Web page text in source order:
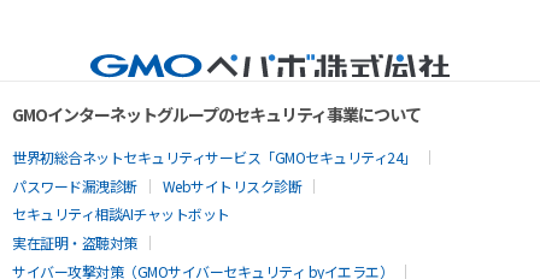
GMOインターネットグループのセキュリティ事業について
世界初総合ネットセキュリティサービス「GMOセキュリティ24」
パスワード漏洩診断
Webサイトリスク診断
セキュリティ相談AIチャットボット
実在証明・盗聴対策
サイバー攻撃対策（GMOサイバーセキュリティ byイエラエ）